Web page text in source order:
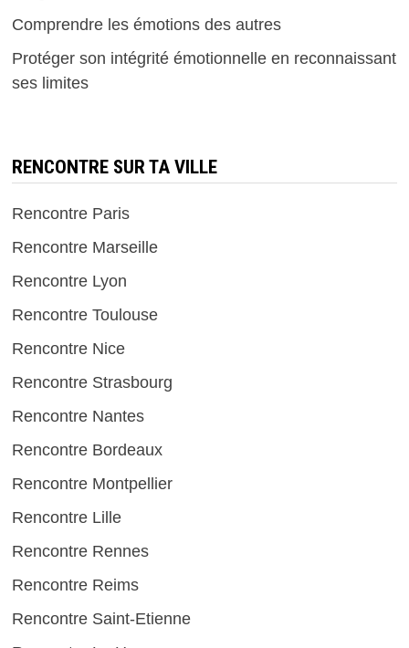
Comprendre les émotions des autres
Protéger son intégrité émotionnelle en reconnaissant
ses limites
RENCONTRE SUR TA VILLE
Rencontre Paris
Rencontre Marseille
Rencontre Lyon
Rencontre Toulouse
Rencontre Nice
Rencontre Strasbourg
Rencontre Nantes
Rencontre Bordeaux
Rencontre Montpellier
Rencontre Lille
Rencontre Rennes
Rencontre Reims
Rencontre Saint-Etienne